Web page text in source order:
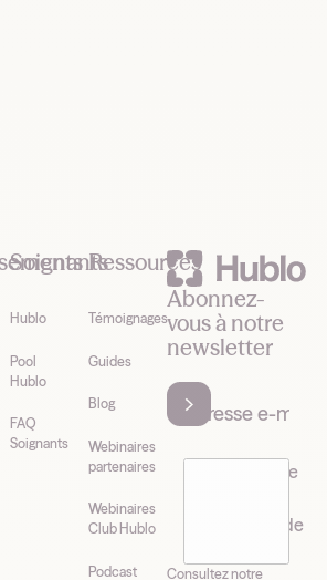
Soignants
Hublo
Pool
Hublo
FAQ
Soignants
Ressources
Témoignages
Guides
Blog
Webinaires
partenaires
Webinaires
Club Hublo
Podcast
Abonnez-
vous à notre
newsletter
J’accepte de
newsletter de
Consultez notre